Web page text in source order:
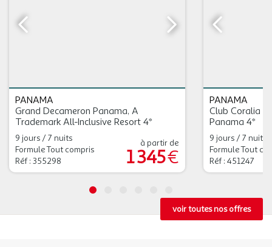
PANAMA
Grand Decameron Panama, A
Trademark All-Inclusive Resort 4*
9 jours / 7 nuits
Formule Tout compris
Réf : 355298
à partir de
1 345€
PANAMA
Club Coralia
Panama 4*
9 jours / 7 nuits
Formule Tout
Réf : 451247
voir toutes nos offres